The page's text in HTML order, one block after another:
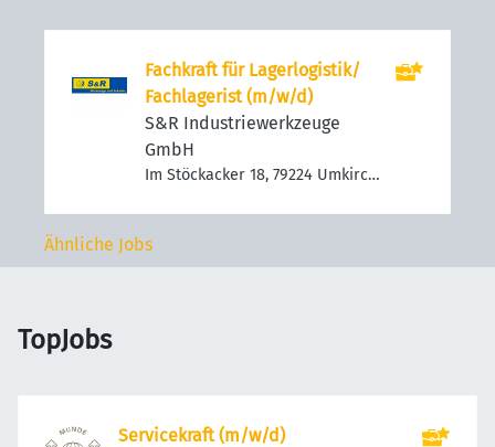
Fachkraft für Lagerlogistik/
Fachlagerist (m/w/d)
S&R Industriewerkzeuge
GmbH
Im Stöckacker 18, 79224 Umkirch,
Ähnliche Jobs
TopJobs
Servicekraft (m/w/d)